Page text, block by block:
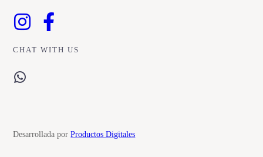
CHAT WITH US
WhatsApp
Desarrollada porProductos Digitales